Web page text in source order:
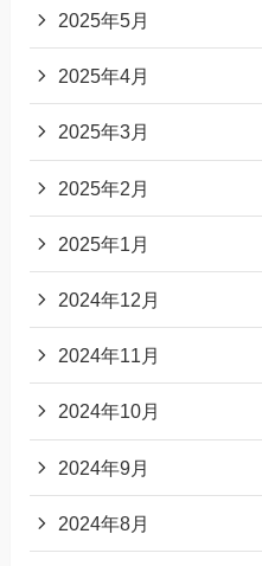
2025年5月
2025年4月
2025年3月
2025年2月
2025年1月
2024年12月
2024年11月
2024年10月
2024年9月
2024年8月